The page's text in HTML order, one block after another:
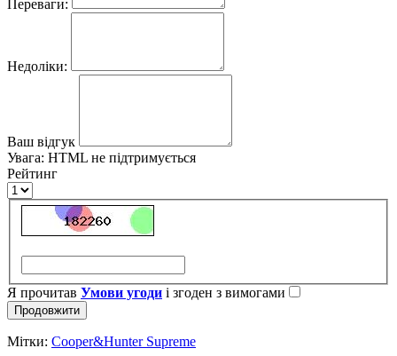
Переваги:
Недоліки:
Ваш відгук
Увага: HTML не підтримується
Рейтинг
Я прочитав Умови угоди і згоден з вимогами
Продовжити
Мітки: Cooper&Hunter Supreme